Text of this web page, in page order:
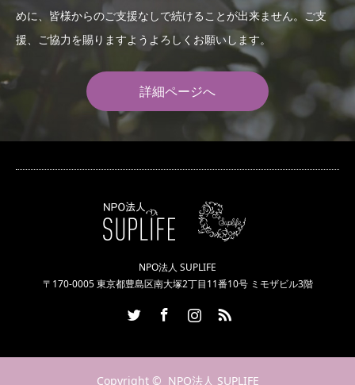
めに、皆様からのご支援なしで続けることが出来ません。ご支
援、ご協力を賜りますようよろしくお願いします。
詳細ページへ
NPO法人 SUPLIFE
〒170-0005 東京都豊島区南大塚2丁目11番10号 ミモザビル3階
Copyright © NPO法人 SUPLIFE